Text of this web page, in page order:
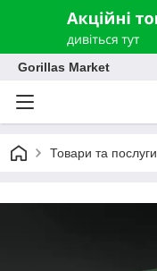
Gorillas Market
Товари та послуги